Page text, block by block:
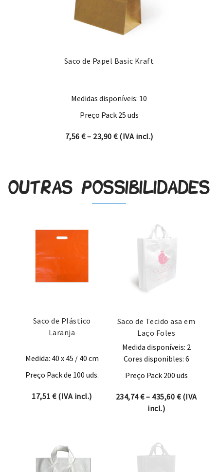
Saco de Papel Basic Kraft
Medidas disponíveis: 10
Preço Pack 25 uds
7,56 €– 23,90 €Price range: 7,56 € through
(IVA incl.)
Outras possibilidades
Saco de Plástico
Laranja
Medida: 40 x 45 / 40 cm
Preço Pack de 100 uds.
17,51€(IVA incl.)
Saco de Tecido asa em
Laço Foles
Medida disponíveis: 2
Cores disponibles: 6
Preço Pack 200 uds
234,74€– 435,60 €Price
(IVA
incl.)